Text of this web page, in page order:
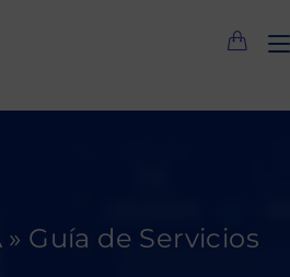
» Guía de Servicios